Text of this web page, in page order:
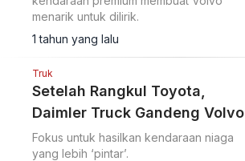
menarik untuk dilirik.
1 tahun yang lalu
Truk
Setelah Rangkul Toyota,
Daimler Truck Gandeng Volvo
Fokus untuk hasilkan kendaraan niaga
yang lebih ‘pintar’.